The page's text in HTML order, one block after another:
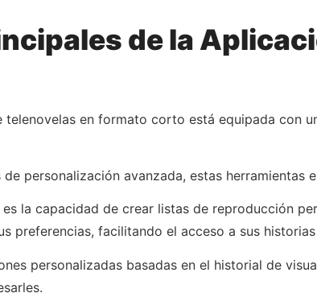
de la
en formato corto está equipada con
personalización avanzada, estas herramientas
la capacidad de crear listas de reproducción
preferencias, facilitando el acceso a sus
personalizadas basadas en el historial de